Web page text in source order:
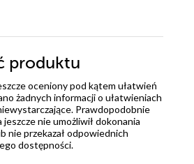
produktu
oceniony pod kątem ułatwień
żadnych informacji o ułatwieniach
Prawdopodobnie
nie umożliwił dokonania
nie przekazał odpowiednich
dostępności.